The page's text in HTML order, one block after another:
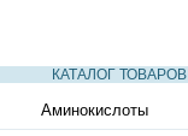
КАТАЛОГ ТОВАРОВ
Аминокислоты